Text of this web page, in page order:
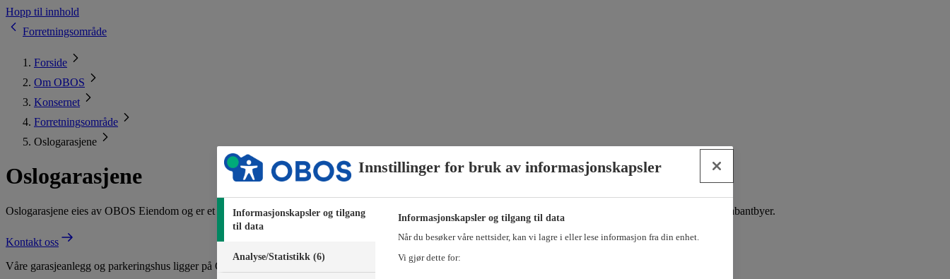
Hopp til innhold
Forretningsområde
Forside
Om OBOS
Konsernet
Forretningsområde
Oslogarasjene
Oslogarasjene
Oslogarasjene eies av OBOS Eiendom og er et av hovedstadens største selskaper innenfor innendørs parkering. Vi disponerer cirka 3200 plasser i flere av Oslos drabantbyer.
Kontakt oss
Våre garasjeanlegg og parkeringshus ligger på Oppsal, Rustad, Ryen og Manglerud. Det er ledige plasser ved flere av disse anleggene.
Innstillinger for bruk av informasjonskapsler
Informasjonskapsler og tilgang
til data
Analyse/Statistikk (6)
Informasjonskapsler og tilgang til data
Når du besøker våre nettsider, kan vi lagre i eller lese informasjon fra din enhet.
Vi gjør dette for: